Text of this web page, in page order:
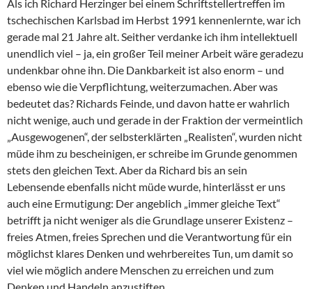
Als ich Richard Herzinger bei einem Schriftstellertreffen im
tschechischen Karlsbad im Herbst 1991 kennenlernte, war ich
gerade mal 21 Jahre alt. Seither verdanke ich ihm intellektuell
unendlich viel – ja, ein großer Teil meiner Arbeit wäre geradezu
undenkbar ohne ihn. Die Dankbarkeit ist also enorm – und
ebenso wie die Verpflichtung, weiterzumachen. Aber was
bedeutet das? Richards Feinde, und davon hatte er wahrlich
nicht wenige, auch und gerade in der Fraktion der vermeintlich
„Ausgewogenen“, der selbsterklärten „Realisten“, wurden nicht
müde ihm zu bescheinigen, er schreibe im Grunde genommen
stets den gleichen Text. Aber da Richard bis an sein
Lebensende ebenfalls nicht müde wurde, hinterlässt er uns
auch eine Ermutigung: Der angeblich „immer gleiche Text“
betrifft ja nicht weniger als die Grundlage unserer Existenz –
freies Atmen, freies Sprechen und die Verantwortung für ein
möglichst klares Denken und wehrbereites Tun, um damit so
viel wie möglich andere Menschen zu erreichen und zum